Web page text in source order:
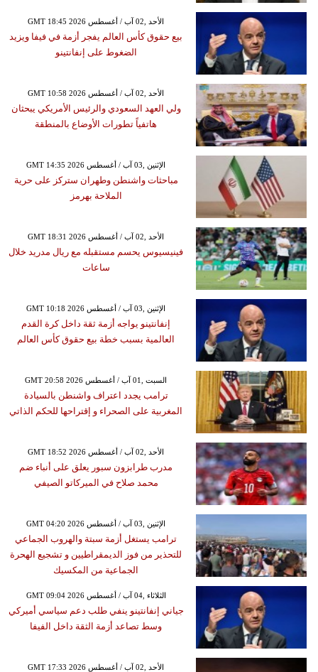
GMT 18:45 2026 الأحد ,02 آب / أغسطس
بيع حقوق كأس العالم يفجر أزمة في فيفا ويزيد
الضغوط على إنفانتينو
GMT 10:58 2026 الأحد ,02 آب / أغسطس
ولي العهد السعودي والرئيس الأمريكي يبحثان
هاتفياً تطورات الأوضاع بالمنطقة
GMT 14:35 2026 الإثنين ,03 آب / أغسطس
مباحثات واشنطن وطهران ستركز على حرية
الملاحة بهرمز
GMT 18:31 2026 الأحد ,02 آب / أغسطس
فينيسيوس يحسم مستقبله مع ريال مدريد خلال
ساعات
GMT 10:18 2026 الإثنين ,03 آب / أغسطس
إنفانتينو يواجه أزمة ثقة داخل كرة القدم
العالمية بسبب خطة بيع حقوق كأس العالم
GMT 20:58 2026 السبت ,01 آب / أغسطس
ترامب يجدد اعتراف واشنطن بالسيادة
المغربية على الصحراء و إقتراحها للحكم الذاتي
GMT 18:52 2026 الأحد ,02 آب / أغسطس
مدرب طرابزون سبور يعلق على أنباء ضم
محمد صلاح في الميركاتو الصيفي
GMT 04:20 2026 الإثنين ,03 آب / أغسطس
ترامب يستغل أزمة سبتة والهروب الجماعي
للتحذير من فوز الديمقراطيين و تشجيع الهحرة
الجماعية من المكسيك
GMT 09:04 2026 الثلاثاء ,04 آب / أغسطس
جياني إنفانتينو ينفي طلب دعم سياسي أميركي
وسط تصاعد أزمة الثقة داخل الفيفا
GMT 17:33 2026 الأحد ,02 آب / أغسطس